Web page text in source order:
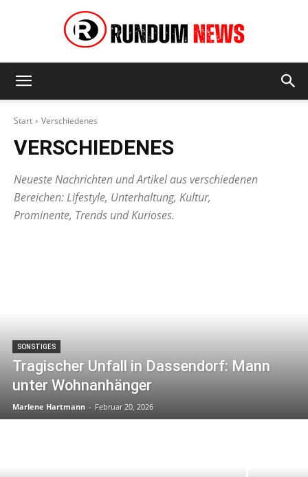
News
Start Verschiedenes
VERSCHIEDENES
Neueste Nachrichten und Artikel aus verschiedenen
Bereichen: Lifestyle, Unterhaltung, Kultur,
Prominente, Trends und Kurioses.
SONSTIGES
Tragischer Unfall in Dassendorf: Mann
unter Wohnanhänger
Marlene Hartmann - Februar 20, 2026